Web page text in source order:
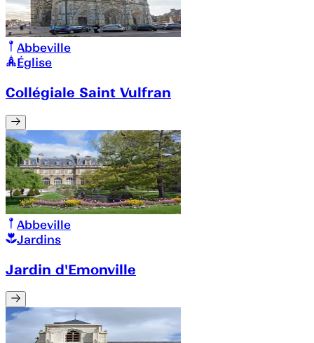
Abbeville
Église
Collégiale Saint Vulfran
Abbeville
Jardins
Jardin d'Emonville